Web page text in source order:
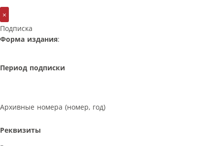
×
Подписка
Форма издания:
Период подписки
Архивные номера (номер, год)
Реквизиты